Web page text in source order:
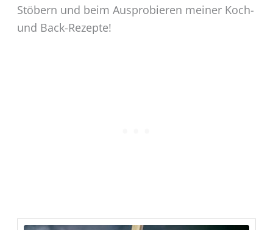
Stöbern und beim Ausprobieren meiner Koch-
und Back-Rezepte!